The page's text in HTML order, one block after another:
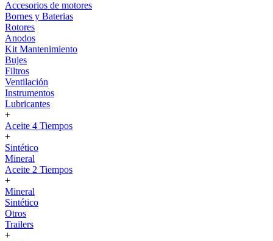
Accesorios de motores
Bornes y Baterias
Rotores
Anodos
Kit Mantenimiento
Bujes
Filtros
Ventilación
Instrumentos
Lubricantes
+
Aceite 4 Tiempos
+
Sintético
Mineral
Aceite 2 Tiempos
+
Mineral
Sintético
Otros
Trailers
+